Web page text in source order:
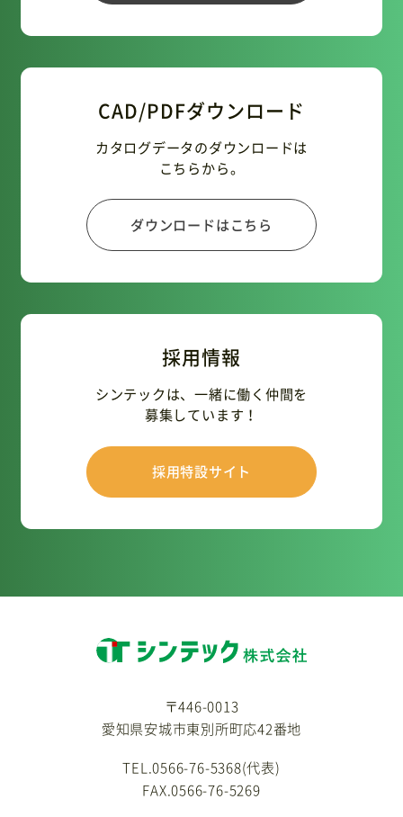
CAD/PDFダウンロード
カタログデータのダウンロードは
こちらから。
ダウンロードはこちら
採用情報
シンテックは、一緒に働く仲間を
募集しています！
採用特設サイト
〒446-0013
愛知県安城市東別所町応42番地
TEL.0566-76-5368(代表)
FAX.0566-76-5269